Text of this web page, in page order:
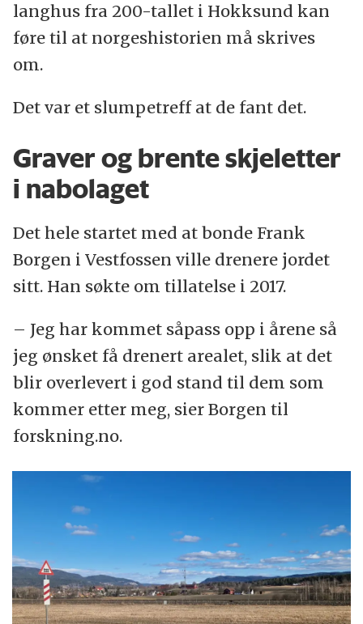
langhus fra 200-tallet i Hokksund kan
føre til at norgeshistorien må skrives
om.
Det var et slumpetreff at de fant det.
Graver og brente skjeletter
i nabolaget
Det hele startet med at bonde Frank
Borgen i Vestfossen ville drenere jordet
sitt. Han søkte om tillatelse i 2017.
– Jeg har kommet såpass opp i årene så
jeg ønsket få drenert arealet, slik at det
blir overlevert i god stand til dem som
kommer etter meg, sier Borgen til
forskning.no.